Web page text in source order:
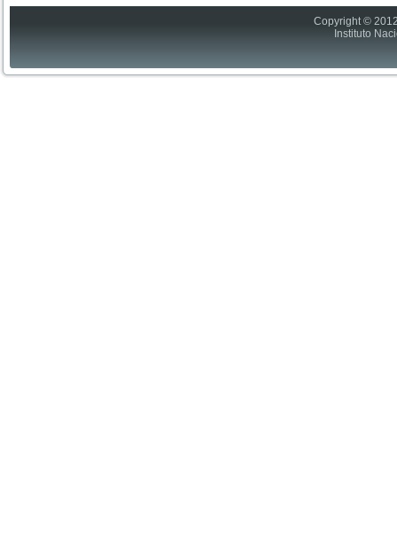
Copyright ©
Instituto